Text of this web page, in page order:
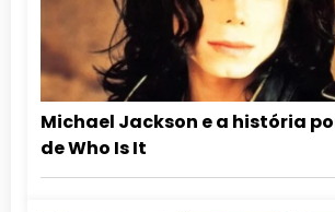
Michael Jackson e a história
de Who Is It